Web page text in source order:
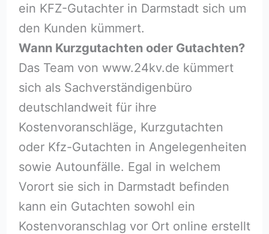
ein KFZ-Gutachter in Darmstadt sich um
den Kunden kümmert.
Wann Kurzgutachten oder Gutachten?
Das Team von www.24kv.de kümmert
sich als Sachverständigenbüro
deutschlandweit für ihre
Kostenvoranschläge, Kurzgutachten
oder Kfz-Gutachten in Angelegenheiten
sowie Autounfälle. Egal in welchem
Vorort sie sich in Darmstadt befinden
kann ein Gutachten sowohl ein
Kostenvoranschlag vor Ort online erstellt